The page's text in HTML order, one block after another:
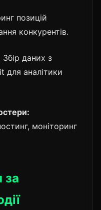
позицій
конкурентів.
Збір даних з
для аналітики
моніторинг
за